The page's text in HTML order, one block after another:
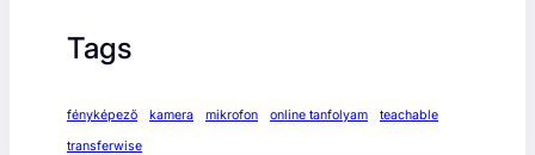
Tags
fényképező kamera mikrofon online tanfolyam
teachable
transferwise